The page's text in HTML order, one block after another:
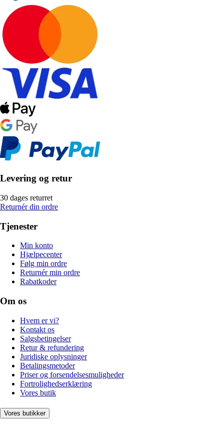
Levering og retur
30 dages returret
Returnér din ordre
Tjenester
Min konto
Hjælpecenter
Følg min ordre
Returnér min ordre
Rabatkoder
Om os
Hvem er vi?
Kontakt os
Salgsbetingelser
Retur & refundering
Juridiske oplysninger
Betalingsmetoder
Priser og forsendelsesmuligheder
Fortrolighedserklæring
Vores butik
Vores butikker